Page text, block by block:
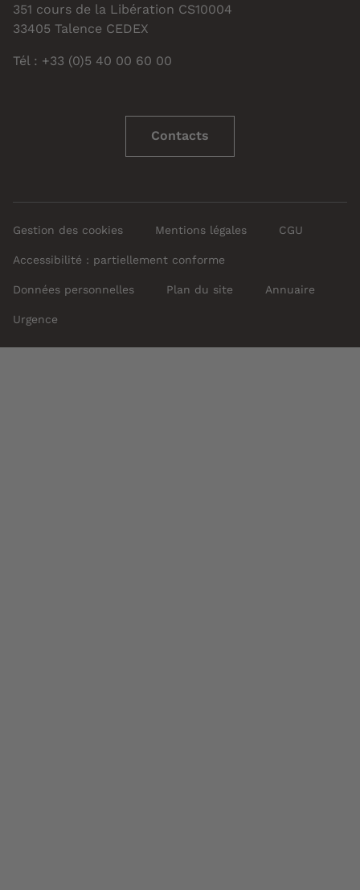
351 cours de la Libération CS10004
33405 Talence CEDEX
Tél : +33 (0)5 40 00 60 00
Contacts
Gestion des cookies Mentions légales CGU
Accessibilité : partiellement conforme
Données personnelles Plan du site Annuaire
Urgence